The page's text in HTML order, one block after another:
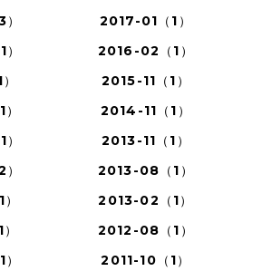
2017-01（1）
2016-02（1）
2015-11（1）
2014-11（1）
2013-11（1）
2013-08（1）
2013-02（1）
2012-08（1）
2011-10（1）